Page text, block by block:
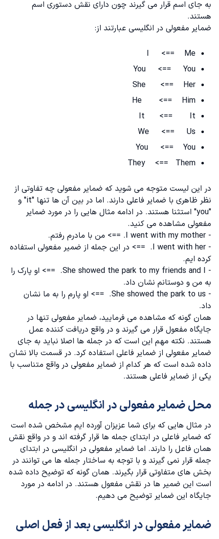
به جای اسم قرار می گیرند چون دارای نقش دستوری اسم
هستند.
ضمایر مفعولی در انگلیسی عبارتند از:
I <== Me
You <== You
She <== Her
He <== Him
It <== It
We <== Us
You <== You
They <== Them
در این لیست متوجه می شوید که ضمایر مفعولی چه تفاوتی از
نظر ظاهری با ضمایر فاعلی دارند‌. اما در بین آن ها تنها "it" و
"you" استثنا هستند. در ادامه مثال هایی را در مورد ضمایر
مفعولی مشاهده می کنید.
- I went with my mother. ==> من با مادرم رفتم.
- I went with her. ==> در این جمله از ضمیر مفعولی استفاده
کرده ایم.
- She showed the park to my friends and I. ==> او پارک را
به من و دوستانم نشان داد.
- She showed the park to us. ==> او پارم را به ما نشان
داد.
همان گونه که مشاهده می فرمایید، ضمایر مفعولی تنها در
جایگاه مفعول قرار می گیرند‌ و در واقع دریافت کننده عمل
هستند. نکته مهم این است که در جمله ها اصلا نباید به جای
ضمایر مفعولی از ضمایر فاعلی استفاده کرد. در قسمت بالا نشان
داده شده است که هر کدام از ضمایر مفعولی در واقع متناسب با
یکی از ضمایر فاعلی هستند.
محل ضمایر مفعولی در انگلیسی در جمله
در مثال هایی که برای شما عزیزان آورده ایم مشخص شده است
که ضمایر فاعلی در ابتدای جمله ها قرار گرفته اند و در واقع نقش
همان فاعل را دارند. اما ضمایر مفعولی در انگلیسی در ابتدای
جمله قرار نمی گیرند و با توجه به ساختار جمله ها می توانند در
بخش های متفاوتی قرار بگیرند. همان گونه که توضیح داده شده
است این ضمیر ها در نقش مفعول هستند. در ادامه در مورد
جایگاه این ضمایر توضیح می دهیم.
ضمایر مفعولی در انگلیسی بعد از فعل اصلی